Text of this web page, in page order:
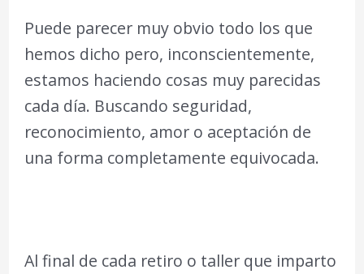
Puede parecer muy obvio todo los que
hemos dicho pero, inconscientemente,
estamos haciendo cosas muy parecidas
cada día. Buscando seguridad,
reconocimiento, amor o aceptación de
una forma completamente equivocada.
Al final de cada retiro o taller que imparto